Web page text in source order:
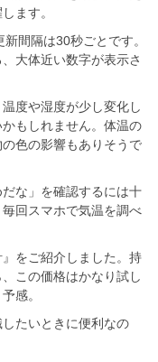
ます。
間隔は30秒ごとです。
大体近い数字が表示さ
度や湿度が少し変化し
もしれません。体温の
色の影響もありそうで
な」を確認するには十
回スマホで気温を調べ
をご紹介しました。持
この価格はかなり試し
感。
たいときに便利なの